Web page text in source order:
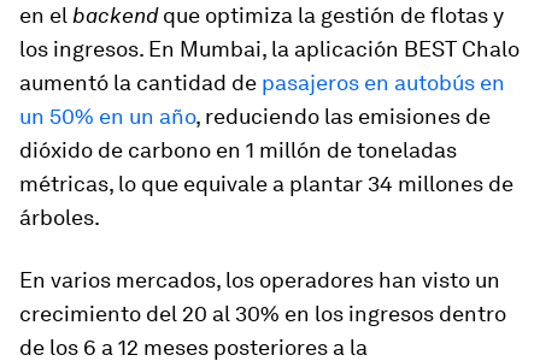
en el backendque optimiza la gestión de flotas y
los ingresos. En Mumbai, la aplicación BEST Chalo
aumentó la cantidad de pasajeros en autobús en
un 50% en un año, reduciendo las emisiones de
dióxido de carbono en 1 millón de toneladas
métricas, lo que equivale a plantar 34 millones de
árboles.
En varios mercados, los operadores han visto un
crecimiento del 20 al 30% en los ingresos dentro
de los 6 a 12 meses posteriores a la